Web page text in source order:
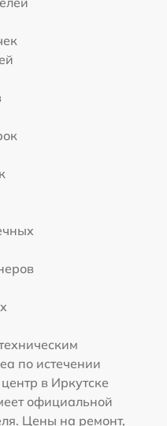
по истечении
в Иркутске
официальной
Цены на ремонт,